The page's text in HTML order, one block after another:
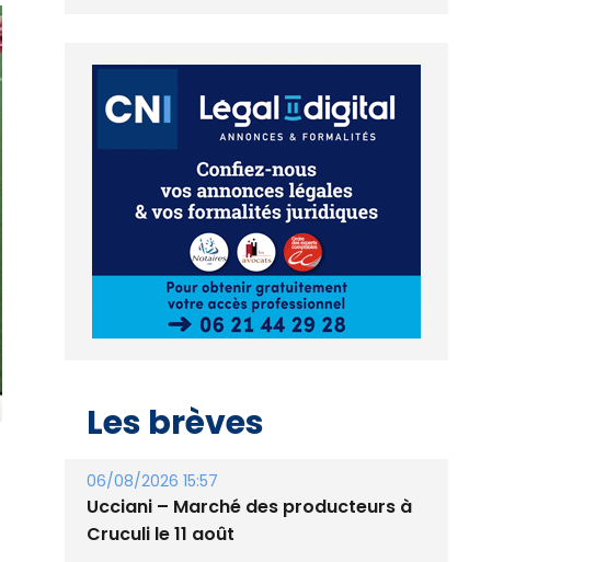
06/08/2026 15:57
Cruculi le 11 août
06/08/2026 15:25